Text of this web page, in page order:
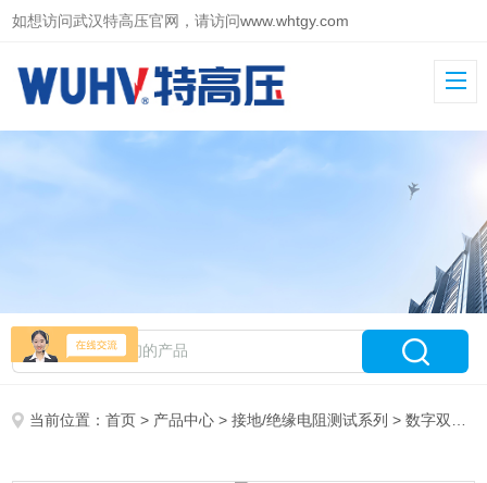
如想访问武汉特高压官网，请访问www.whtgy.com
当前位置：首页 > 产品中心 >接地/绝缘电阻测试系列 >数字双显绝缘电阻测试仪